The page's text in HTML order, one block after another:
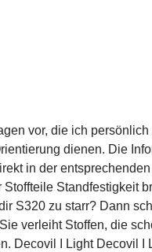
vor, die ich
dienen. Die
in der
Standfestigkeit
S320 zu starr? Dann
verleiht Stoffen, die
Decovil I Light Decovil